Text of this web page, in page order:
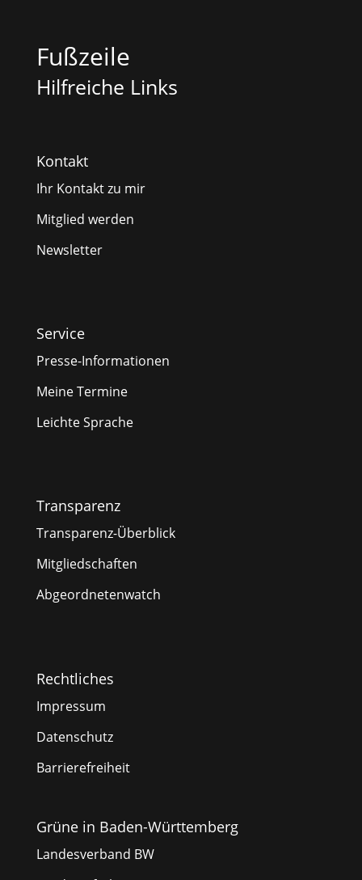
Fußzeile
Hilfreiche Links
Kontakt
Ihr Kontakt zu mir
Mitglied werden
Newsletter
Service
Presse-Informationen
Meine Termine
Leichte Sprache
Transparenz
Transparenz-Überblick
Mitgliedschaften
Abgeordnetenwatch
Rechtliches
Impressum
Datenschutz
Barrierefreiheit
Grüne in Baden-Württemberg
Landesverband BW